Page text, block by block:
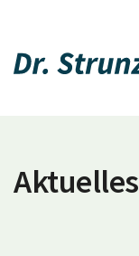
Aktuelles